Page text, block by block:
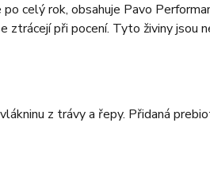
celý rok, obsahuje Pavo
při pocení. Tyto živiny jsou
z trávy a řepy. Přidaná